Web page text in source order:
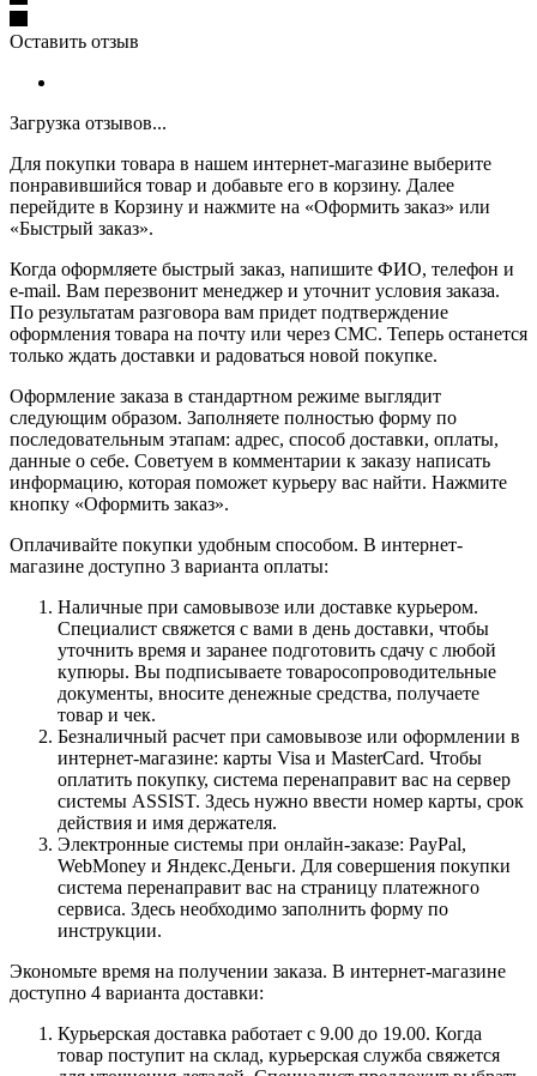
Оставить отзыв
Загрузка отзывов...
Для покупки товара в нашем интернет-магазине выберите
понравившийся товар и добавьте его в корзину. Далее
перейдите в Корзину и нажмите на «Оформить заказ» или
«Быстрый заказ».
Когда оформляете быстрый заказ, напишите ФИО, телефон и
e-mail. Вам перезвонит менеджер и уточнит условия заказа.
По результатам разговора вам придет подтверждение
оформления товара на почту или через СМС. Теперь останется
только ждать доставки и радоваться новой покупке.
Оформление заказа в стандартном режиме выглядит
следующим образом. Заполняете полностью форму по
последовательным этапам: адрес, способ доставки, оплаты,
данные о себе. Советуем в комментарии к заказу написать
информацию, которая поможет курьеру вас найти. Нажмите
кнопку «Оформить заказ».
Оплачивайте покупки удобным способом. В интернет-
магазине доступно 3 варианта оплаты:
Наличные при самовывозе или доставке курьером.
Специалист свяжется с вами в день доставки, чтобы
уточнить время и заранее подготовить сдачу с любой
купюры. Вы подписываете товаросопроводительные
документы, вносите денежные средства, получаете
товар и чек.
Безналичный расчет при самовывозе или оформлении в
интернет-магазине: карты Visa и MasterCard. Чтобы
оплатить покупку, система перенаправит вас на сервер
системы ASSIST. Здесь нужно ввести номер карты, срок
действия и имя держателя.
Электронные системы при онлайн-заказе: PayPal,
WebMoney и Яндекс.Деньги. Для совершения покупки
система перенаправит вас на страницу платежного
сервиса. Здесь необходимо заполнить форму по
инструкции.
Экономьте время на получении заказа. В интернет-магазине
доступно 4 варианта доставки:
Курьерская доставка работает с 9.00 до 19.00. Когда
товар поступит на склад, курьерская служба свяжется